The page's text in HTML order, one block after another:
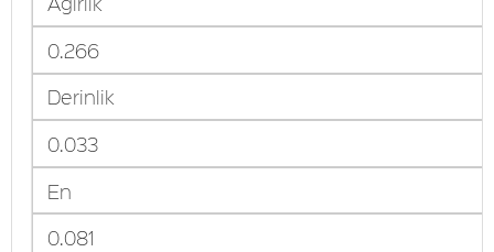
0.266
Derinlik
0.033
En
0.081